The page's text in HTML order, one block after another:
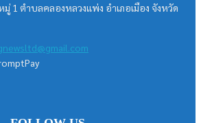
1 ตำบลคลองหลวงแพ่ง อำเภอเมือง จังหวัด